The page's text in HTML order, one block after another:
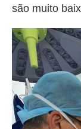
são muito